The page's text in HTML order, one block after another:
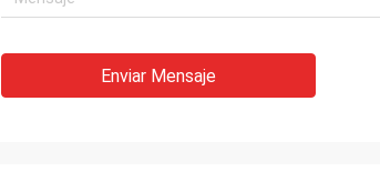
Enviar Mensaje